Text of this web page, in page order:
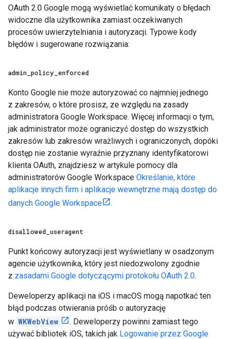
OAuth 2.0 Google mogą wyświetlać komunikaty o błędach
widoczne dla użytkownika zamiast oczekiwanych
procesów uwierzytelniania i autoryzacji. Typowe kody
błędów i sugerowane rozwiązania:
admin policy enforced
Konto Google nie może autoryzować co najmniej jednego
z zakresów, o które prosisz, ze względu na zasady
administratora Google Workspace. Więcej informacji o tym,
jak administrator może ograniczyć dostęp do wszystkich
zakresów lub zakresów wrażliwych i ograniczonych, dopóki
dostęp nie zostanie wyraźnie przyznany identyfikatorowi
klienta OAuth, znajdziesz w artykule pomocy dla
administratorów Google Workspace Określanie, które
aplikacje innych firm i aplikacje wewnętrzne mają dostęp do
danych Google Workspace
.
disallowed useragent
Punkt końcowy autoryzacji jest wyświetlany w osadzonym
agencie użytkownika, który jest niedozwolony zgodnie
z zasadami Google dotyczącymi protokołu OAuth 2.0.
Deweloperzy aplikacji na iOS i macOS mogą napotkać ten
błąd podczas otwierania próśb o autoryzację
w WKWebView
. Deweloperzy powinni zamiast tego
używać bibliotek iOS, takich jak Logowanie przez Google